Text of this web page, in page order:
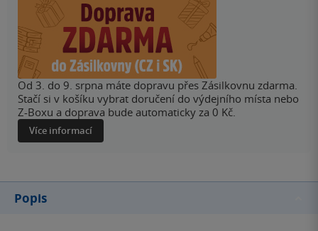
Od 3. do 9. srpna máte dopravu přes Zásilkovnu zdarma.
Stačí si v košíku vybrat doručení do výdejního místa nebo
Z-Boxu a doprava bude automaticky za 0 Kč.
Více informací
Popis